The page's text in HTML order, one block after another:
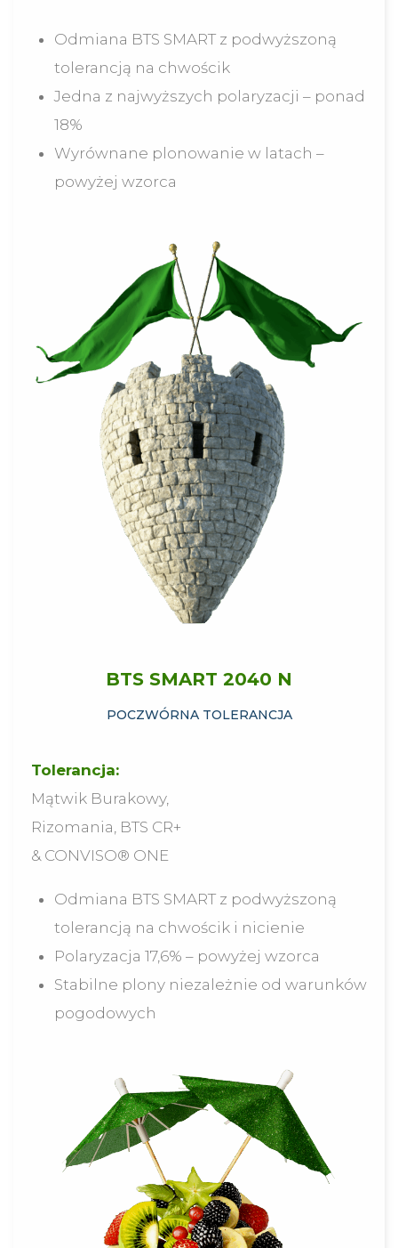
Odmiana BTS SMART z podwyższoną
tolerancją na chwościk
Jedna z najwyższych polaryzacji – ponad
18%
Wyrównane plonowanie w latach –
powyżej wzorca
BTS SMART 2040 N
POCZWÓRNA TOLERANCJA
Tolerancja:
Mątwik Burakowy,
Rizomania, BTS CR+
& CONVISO® ONE
Odmiana BTS SMART z podwyższoną
tolerancją na chwościk i nicienie
Polaryzacja 17,6% – powyżej wzorca
Stabilne plony niezależnie od warunków
pogodowych